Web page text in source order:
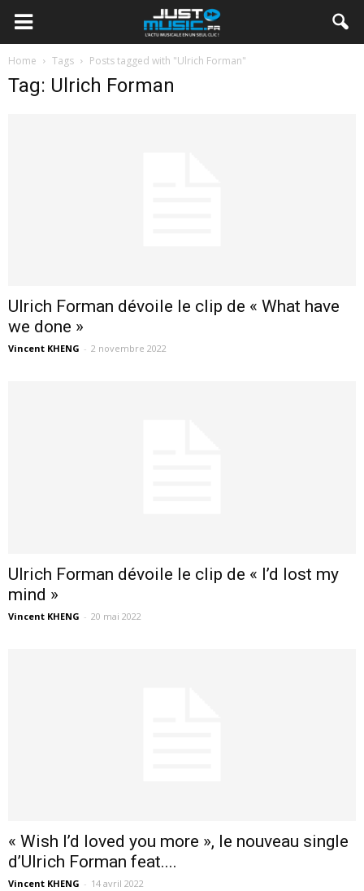
Home Tags Posts tagged with "Ulrich Forman"
Tag: Ulrich Forman
Ulrich Forman dévoile le clip de « What have
we done »
Vincent KHENG - 2 novembre 2022
Ulrich Forman dévoile le clip de « I’d lost my
mind »
Vincent KHENG - 20 mai 2022
« Wish I’d loved you more », le nouveau single
d’Ulrich Forman feat....
Vincent KHENG - 14 avril 2022